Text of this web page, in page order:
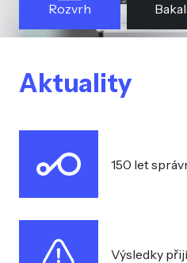
Rozvrh
Aktuality
150 let
Výsledky